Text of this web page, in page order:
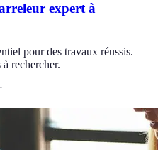
expert à
pour des travaux réussis.
rechercher.